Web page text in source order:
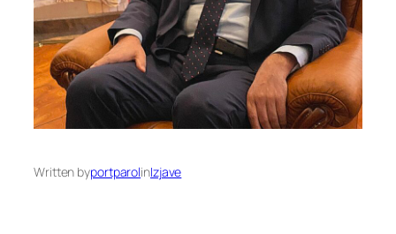
Written byportparolinIzjave